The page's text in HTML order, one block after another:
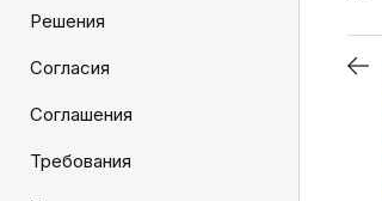
Решения
Согласия
Соглашения
Требования